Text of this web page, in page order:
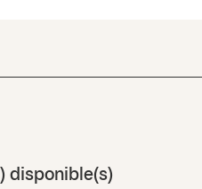
disponible(s)